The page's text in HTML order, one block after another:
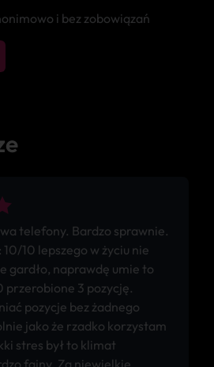
i bez zobowiązań
telefony. Bardzo sprawnie.
10 lepszego w życiu nie
gardło, naprawdę umie to
przerobione 3 pozycję.
pozycje bez żadnego
jako że rzadko korzystam
stres był to klimat
fajny. Za niewielkie